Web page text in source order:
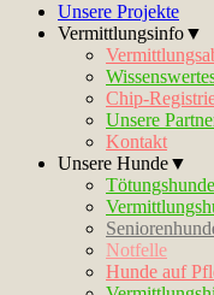
Unsere Projekte
Vermittlungsinfo▼
Chip-
Unsere
Kontakt
Unsere Hunde▼
Notfelle
Hunde auf